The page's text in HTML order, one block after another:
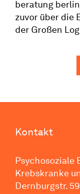
be­ratung
zuvor über die
der Großen
Kontakt
Psychosoziale
Krebskranke
Dernburgstr. 59